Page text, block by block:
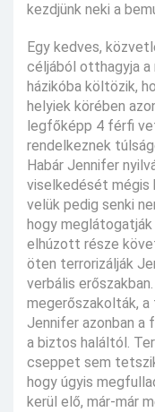
kezdjünk neki a
Egy kedves,
céljából otthagyja a
házikóba költözik,
helyiek körében
legfőképp 4 férfi
rendelkeznek
Habár Jennifer
viselkedését mégis
velük pedig senki
hogy meglátogatják
elhúzott része
öten terrorizálják
verbális
megerőszakolták,
Jennifer azonban a
a biztos haláltól.
cseppet sem
hogy úgyis
kerül elő, már-már